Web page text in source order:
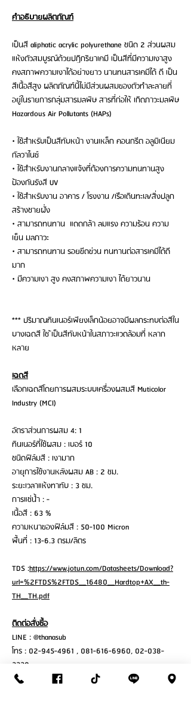
คำอธิบายผลิตภัณฑ์
เป็นสี aliphatic acrylic polyurethane ชนิด 2 ส่วนผสม
แห้งตัวสมบูรณ์ด้วยปฏิกริยาเคมี เป็นสีที่มีความเงาสูง
คงสภาพความเงาได้อย่างยาว นานทนสารเคมีได้ ดี เป็น
สีเนื้อสีสูง ผลิตภัณฑ์นี้ไม่มีส่วนผสมของตัวทําละลายที่
อยู่ในรายการกลุ่มสารมลพิษ สารที่ก่อให้ เกิดภาวะมลพิษ
Hazardous Air Pollutants (HAPs)
• ใช้สำหรับเป็นสีทับหน้า งานเหล็ก คอนกรีต อลูมิเนียม
กัลวาไนซ์
• ใช้สำหรับงานกลางแจ้งที่ต้องการความทนทานสูง
ป้องกันรังสี UV
• ใช้สำหรับงาน อาคาร / โรงงาน /เรือเดินทะเล/สิ่งปลูก
สร้างชายฝั่ง
• สามารถทนทาน แดดกล้า ลมแรง ความร้อน ความ
เย็น มลภาวะ
• สามารถทนทาน รอยขีดข่วน ทนทานต่อสารเคมีได้ดี
มาก
• มีความเงา สูง คงสภาพความเงา ได้ยาวนาน
*** ปริมาณทินเนอร์เพียงเล็กน้อยอาจมีผลกระทบต่อสีใน
บางเฉดสี ใช ้เป็นสีทับหน้าในสภาวะแวดล้อมที่ หลาก
หลาย
เฉดสี
เลือกเฉดสีโดยการผสมระบบเครื่องผสมสี Muticolor
Industry (MCI)
อัตราส่วนการผสม 4: 1
ทินเนอร์ที่ใช้ผสม : เบอร์ 10
ชนิดฟิล์มสี : เงามาก
อายุการใช้งานหลังผสม AB : 2 ชม.
ระยะเวลาแห้งทาทับ : 3 ชม.
การแช่น้ำ : -
เนื้อสี : 63 %
ความหนาของฟิล์มสี : 50-100 Micron
พื้นที่ : 13-6.3 ตรม/ลิตร
TDS :https://www.jotun.com/Datasheets/Download?
url=%2FTDS%2FTDS__16480__Hardtop+AX__th-
TH__TH.pdf
ติดต่อสั่งซื้อ
LINE : @thanasub
โทร : 02-945-4961 , 081-616-6960, 02-038-
3339
เวลาทำการ : จันทร์ – เสาร์ ( 7:30 – 17:30 )